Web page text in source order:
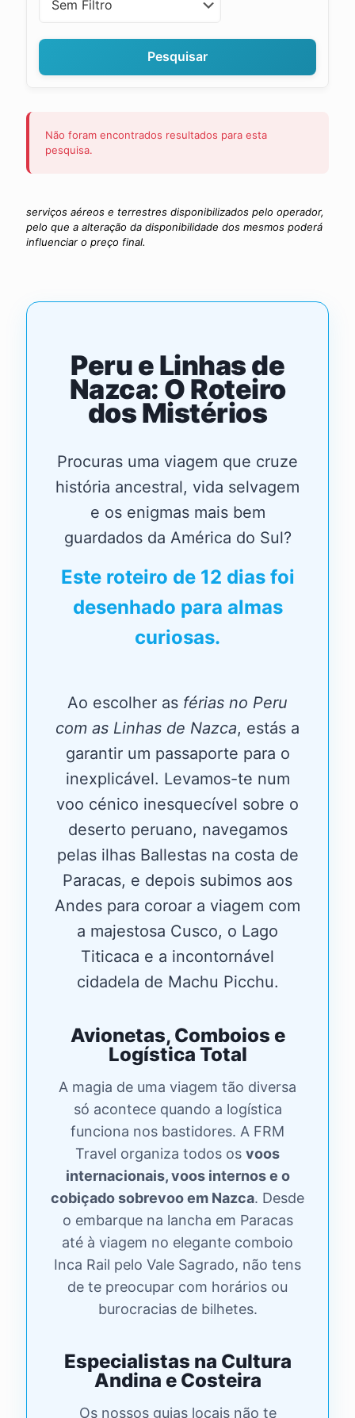
Pesquisar
Não foram encontrados resultados para esta
pesquisa.
serviços aéreos e terrestres disponibilizados pelo operador,
pelo que a alteração da disponibilidade dos mesmos poderá
influenciar o preço final.
Peru e Linhas de
Nazca: O Roteiro
dos Mistérios
Procuras uma viagem que cruze
história ancestral, vida selvagem
e os enigmas mais bem
guardados da América do Sul?
Este roteiro de 12 dias foi
desenhado para almas
curiosas.
Ao escolher as férias no Peru
com as Linhas de Nazca, estás a
garantir um passaporte para o
inexplicável. Levamos-te num
voo cénico inesquecível sobre o
deserto peruano, navegamos
pelas ilhas Ballestas na costa de
Paracas, e depois subimos aos
Andes para coroar a viagem com
a majestosa Cusco, o Lago
Titicaca e a incontornável
cidadela de Machu Picchu.
Avionetas, Comboios e
Logística Total
A magia de uma viagem tão diversa
só acontece quando a logística
funciona nos bastidores. A FRM
Travel organiza todos os voos
internacionais, voos internos e o
cobiçado sobrevoo em Nazca. Desde
o embarque na lancha em Paracas
até à viagem no elegante comboio
Inca Rail pelo Vale Sagrado, não tens
de te preocupar com horários ou
burocracias de bilhetes.
Especialistas na Cultura
Andina e Costeira
Os nossos guias locais não te